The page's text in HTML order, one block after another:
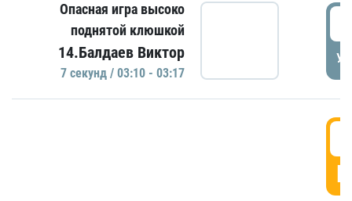
Опасная игра высоко
поднятой клюшкой
14.Балдаев Виктор
7 секунд / 03:10 - 03:17